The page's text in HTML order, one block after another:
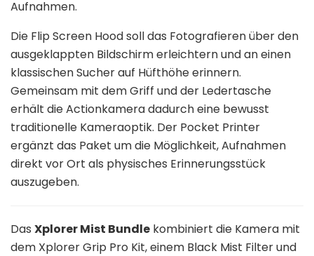
Aufnahmen.
Die Flip Screen Hood soll das Fotografieren über den
ausgeklappten Bildschirm erleichtern und an einen
klassischen Sucher auf Hüfthöhe erinnern.
Gemeinsam mit dem Griff und der Ledertasche
erhält die Actionkamera dadurch eine bewusst
traditionelle Kameraoptik. Der Pocket Printer
ergänzt das Paket um die Möglichkeit, Aufnahmen
direkt vor Ort als physisches Erinnerungsstück
auszugeben.
Das Xplorer Mist Bundle kombiniert die Kamera mit
dem Xplorer Grip Pro Kit, einem Black Mist Filter und